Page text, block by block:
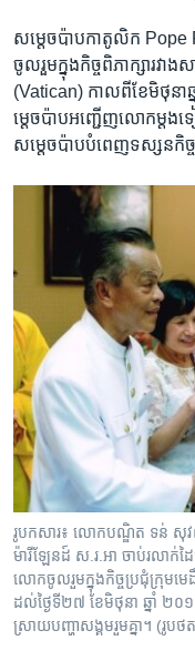
សម្តេច​ប៉ាប​កាតូលិក​
ចូល​រួម​ក្នុង​កិច្ច​ពិភាក្សា​រវា
(Vatican) កាល​ពី​ខែ​មិថុន
ម្តេច​ប៉ាប​អញ្ជើញ​លោក​ម្តង​ទ
សម្តេច​ប៉ាប​បំពេញ​ទស្សនកិច្ច​
រូប​កសារ៖ លោក​បណ្ឌិត ទន់ សុវណ្ណ
ម៉ារីឡែនដ៍ ស.រ.អា ចាប់រលាក់
លោក​ចូលរួម​ក្នុង​កិច្ចប្រជុំ​ក្រុម​មេ
ដល់​ថ្ងៃទី២៧ ខែមិថុនា ឆ្នាំ ២០
ស្រាយ​បញ្ហា​សង្គម​រួម​គ្នា។ (រូបថ